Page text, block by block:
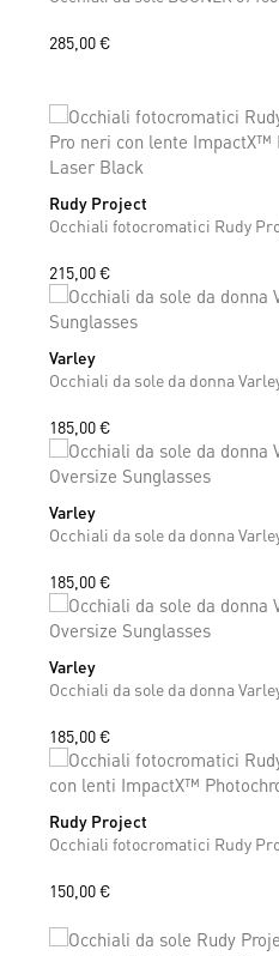
285,00 €
ONE SIZE
Rudy Project
215,00 €
ONE SIZE
Varley
185,00 €
ONE SIZE
Varley
185,00 €
ONE SIZE
Varley
185,00 €
ONE SIZE
Rudy Project
150,00 €